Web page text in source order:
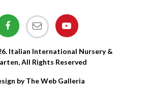
Italian International Nursery &
All Rights Reserved
by The Web Galleria